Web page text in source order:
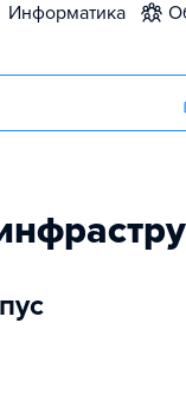
информатика